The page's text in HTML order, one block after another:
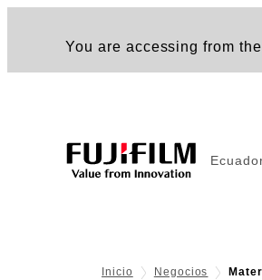
You are accessing from
Inicio Negocios